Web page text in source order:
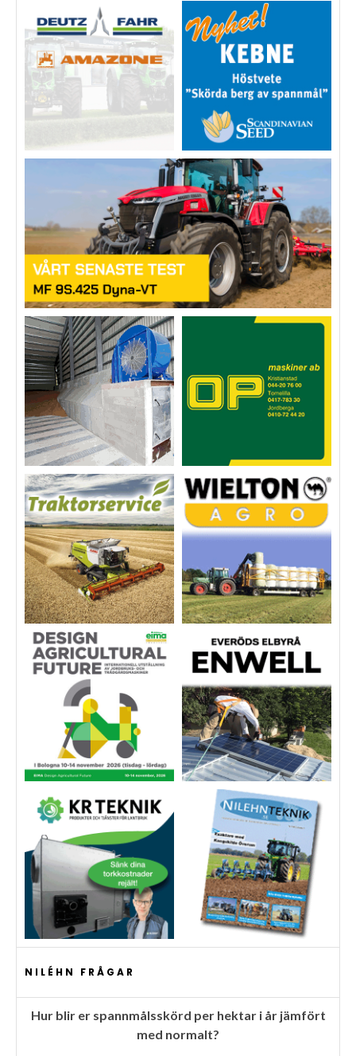
NILÉHN FRÅGAR
Hur blir er spannmålsskörd per hektar i år jämfört
med normalt?